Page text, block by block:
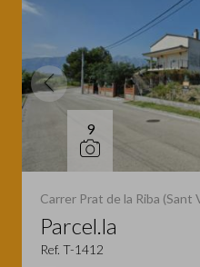
9
Carrer Prat de la Riba
Parcel.la
Ref. T-1412